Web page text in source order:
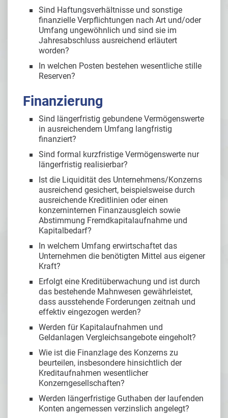
Sind Haftungsverhältnisse und sonstige
finanzielle Verpflichtungen nach Art und/oder
Umfang ungewöhnlich und sind sie im
Jahresabschluss ausreichend erläutert
worden?
In welchen Posten bestehen wesentliche stille
Reserven?
Finanzierung
Sind längerfristig gebundene Vermögenswerte
in ausreichendem Umfang langfristig
finanziert?
Sind formal kurzfristige Vermögenswerte nur
längerfristig realisierbar?
Ist die Liquidität des Unternehmens/Konzerns
ausreichend gesichert, beispielsweise durch
ausreichende Kreditlinien oder einen
konzerninternen Finanzausgleich sowie
Abstimmung Fremdkapitalaufnahme und
Kapitalbedarf?
In welchem Umfang erwirtschaftet das
Unternehmen die benötigten Mittel aus eigener
Kraft?
Erfolgt eine Kreditüberwachung und ist durch
das bestehende Mahnwesen gewährleistet,
dass ausstehende Forderungen zeitnah und
effektiv eingezogen werden?
Werden für Kapitalaufnahmen und
Geldanlagen Vergleichsangebote eingeholt?
Wie ist die Finanzlage des Konzerns zu
beurteilen, insbesondere hinsichtlich der
Kreditaufnahmen wesentlicher
Konzerngesellschaften?
Werden längerfristige Guthaben der laufenden
Konten angemessen verzinslich angelegt?